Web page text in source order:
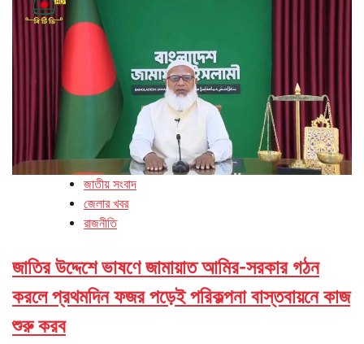
জাতীয় সংবাদ
জেলার খবর
রাজনীতি
জাতির উদ্দেশে ভাষণে জামায়াত আমির-সরকার গঠন
করলে প্রথমদিন ফজর পড়েই পরিকল্পনা বাস্তবায়নে কাজ
শুরু করব